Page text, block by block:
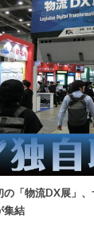
の「物流DX展」
集結